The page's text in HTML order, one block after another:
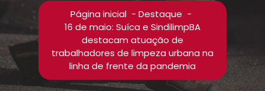
Página inicial -Destaque -
16 de maio: Suíca e SindilimpBA
destacam atuação de
trabalhadores de limpeza urbana na
linha de frente da pandemia